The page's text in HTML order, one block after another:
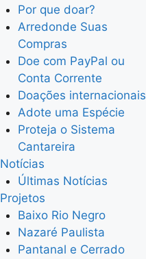
Por que doar?
Arredonde Suas
Compras
Doe com PayPal ou
Conta Corrente
Doações internacionais
Adote uma Espécie
Proteja o Sistema
Cantareira
Notícias
Últimas Notícias
Projetos
Baixo Rio Negro
Nazaré Paulista
Pantanal e Cerrado